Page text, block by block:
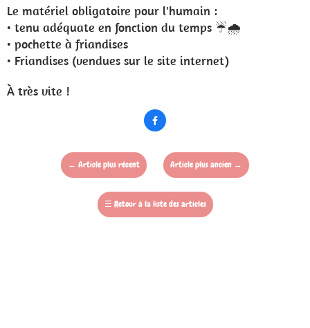
Le matériel obligatoire pour l'humain :
• tenu adéquate en fonction du temps ☔️🌧
• pochette à friandises
• Friandises (vendues sur le site internet)
À très vite !

← Article plus récent Article plus ancien →
☰ Retour à la liste des articles